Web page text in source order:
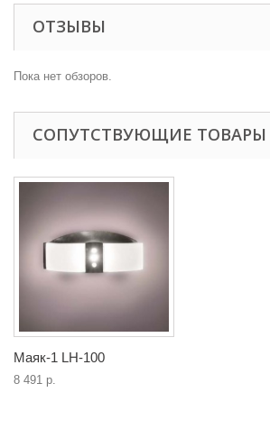
ОТЗЫВЫ
Пока нет обзоров.
СОПУТСТВУЮЩИЕ ТОВАРЫ
Маяк-1 LH-100
8 491 р.